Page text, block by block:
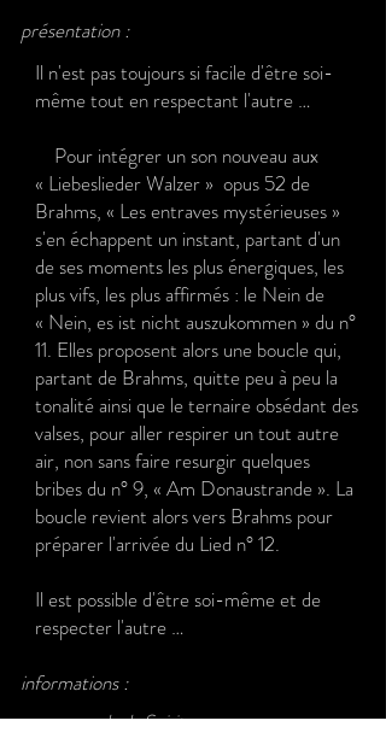
présentation :
Il n'est pas toujours si facile d'être soi-
même tout en respectant l'autre …
Pour intégrer un son nouveau aux
« Liebeslieder Walzer » opus 52 de
Brahms, « Les entraves mystérieuses »
s'en échappent un instant, partant d'un
de ses moments les plus énergiques, les
plus vifs, les plus affirmés : le Nein de
« Nein, es ist nicht auszukommen » du n°
11. Elles proposent alors une boucle qui,
partant de Brahms, quitte peu à peu la
tonalité ainsi que le ternaire obsédant des
valses, pour aller respirer un tout autre
air, non sans faire resurgir quelques
bribes du n° 9, « Am Donaustrande ». La
boucle revient alors vers Brahms pour
préparer l'arrivée du Lied n° 12.
Il est possible d'être soi-même et de
respecter l'autre …
informations :
commande de Spirito